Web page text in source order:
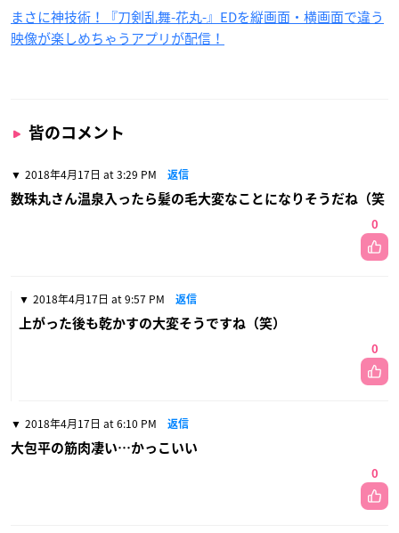
まさに神技術！『刀剣乱舞-花丸-』EDを縦画面・横画面で違う
映像が楽しめちゃうアプリが配信！
皆のコメント
2018年4月17日 at 3:29 PM 返信
数珠丸さん温泉入ったら髪の毛大変なことになりそうだね（笑
0
2018年4月17日 at 9:57 PM 返信
上がった後も乾かすの大変そうですね（笑）
0
2018年4月17日 at 6:10 PM 返信
大包平の筋肉凄い…かっこいい
0